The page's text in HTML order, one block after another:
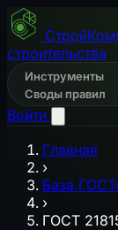
строительства
Инструменты
Своды правил
Войти
Главная
›
База
›
ГОСТ